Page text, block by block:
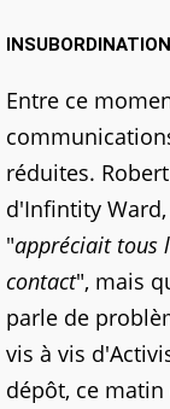
Entre ce
réduites.
d'Infintity
"appréciait tous
contact", mais
parle de
vis à vis
dépôt, ce